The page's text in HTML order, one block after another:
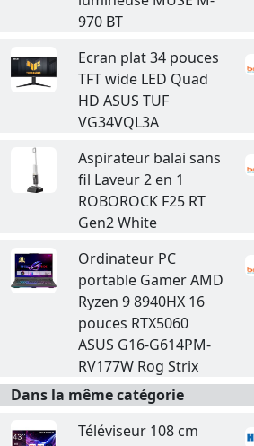
970 BT
Ecran plat 34 pouces
TFT wide LED Quad
HD ASUS TUF
VG34VQL3A
Aspirateur balai sans
fil Laveur 2 en 1
ROBOROCK F25 RT
Gen2 White
Ordinateur PC
portable Gamer AMD
Ryzen 9 8940HX 16
pouces RTX5060
ASUS G16-G614PM-
RV177W Rog Strix
Dans la même catégorie
Téléviseur 108 cm